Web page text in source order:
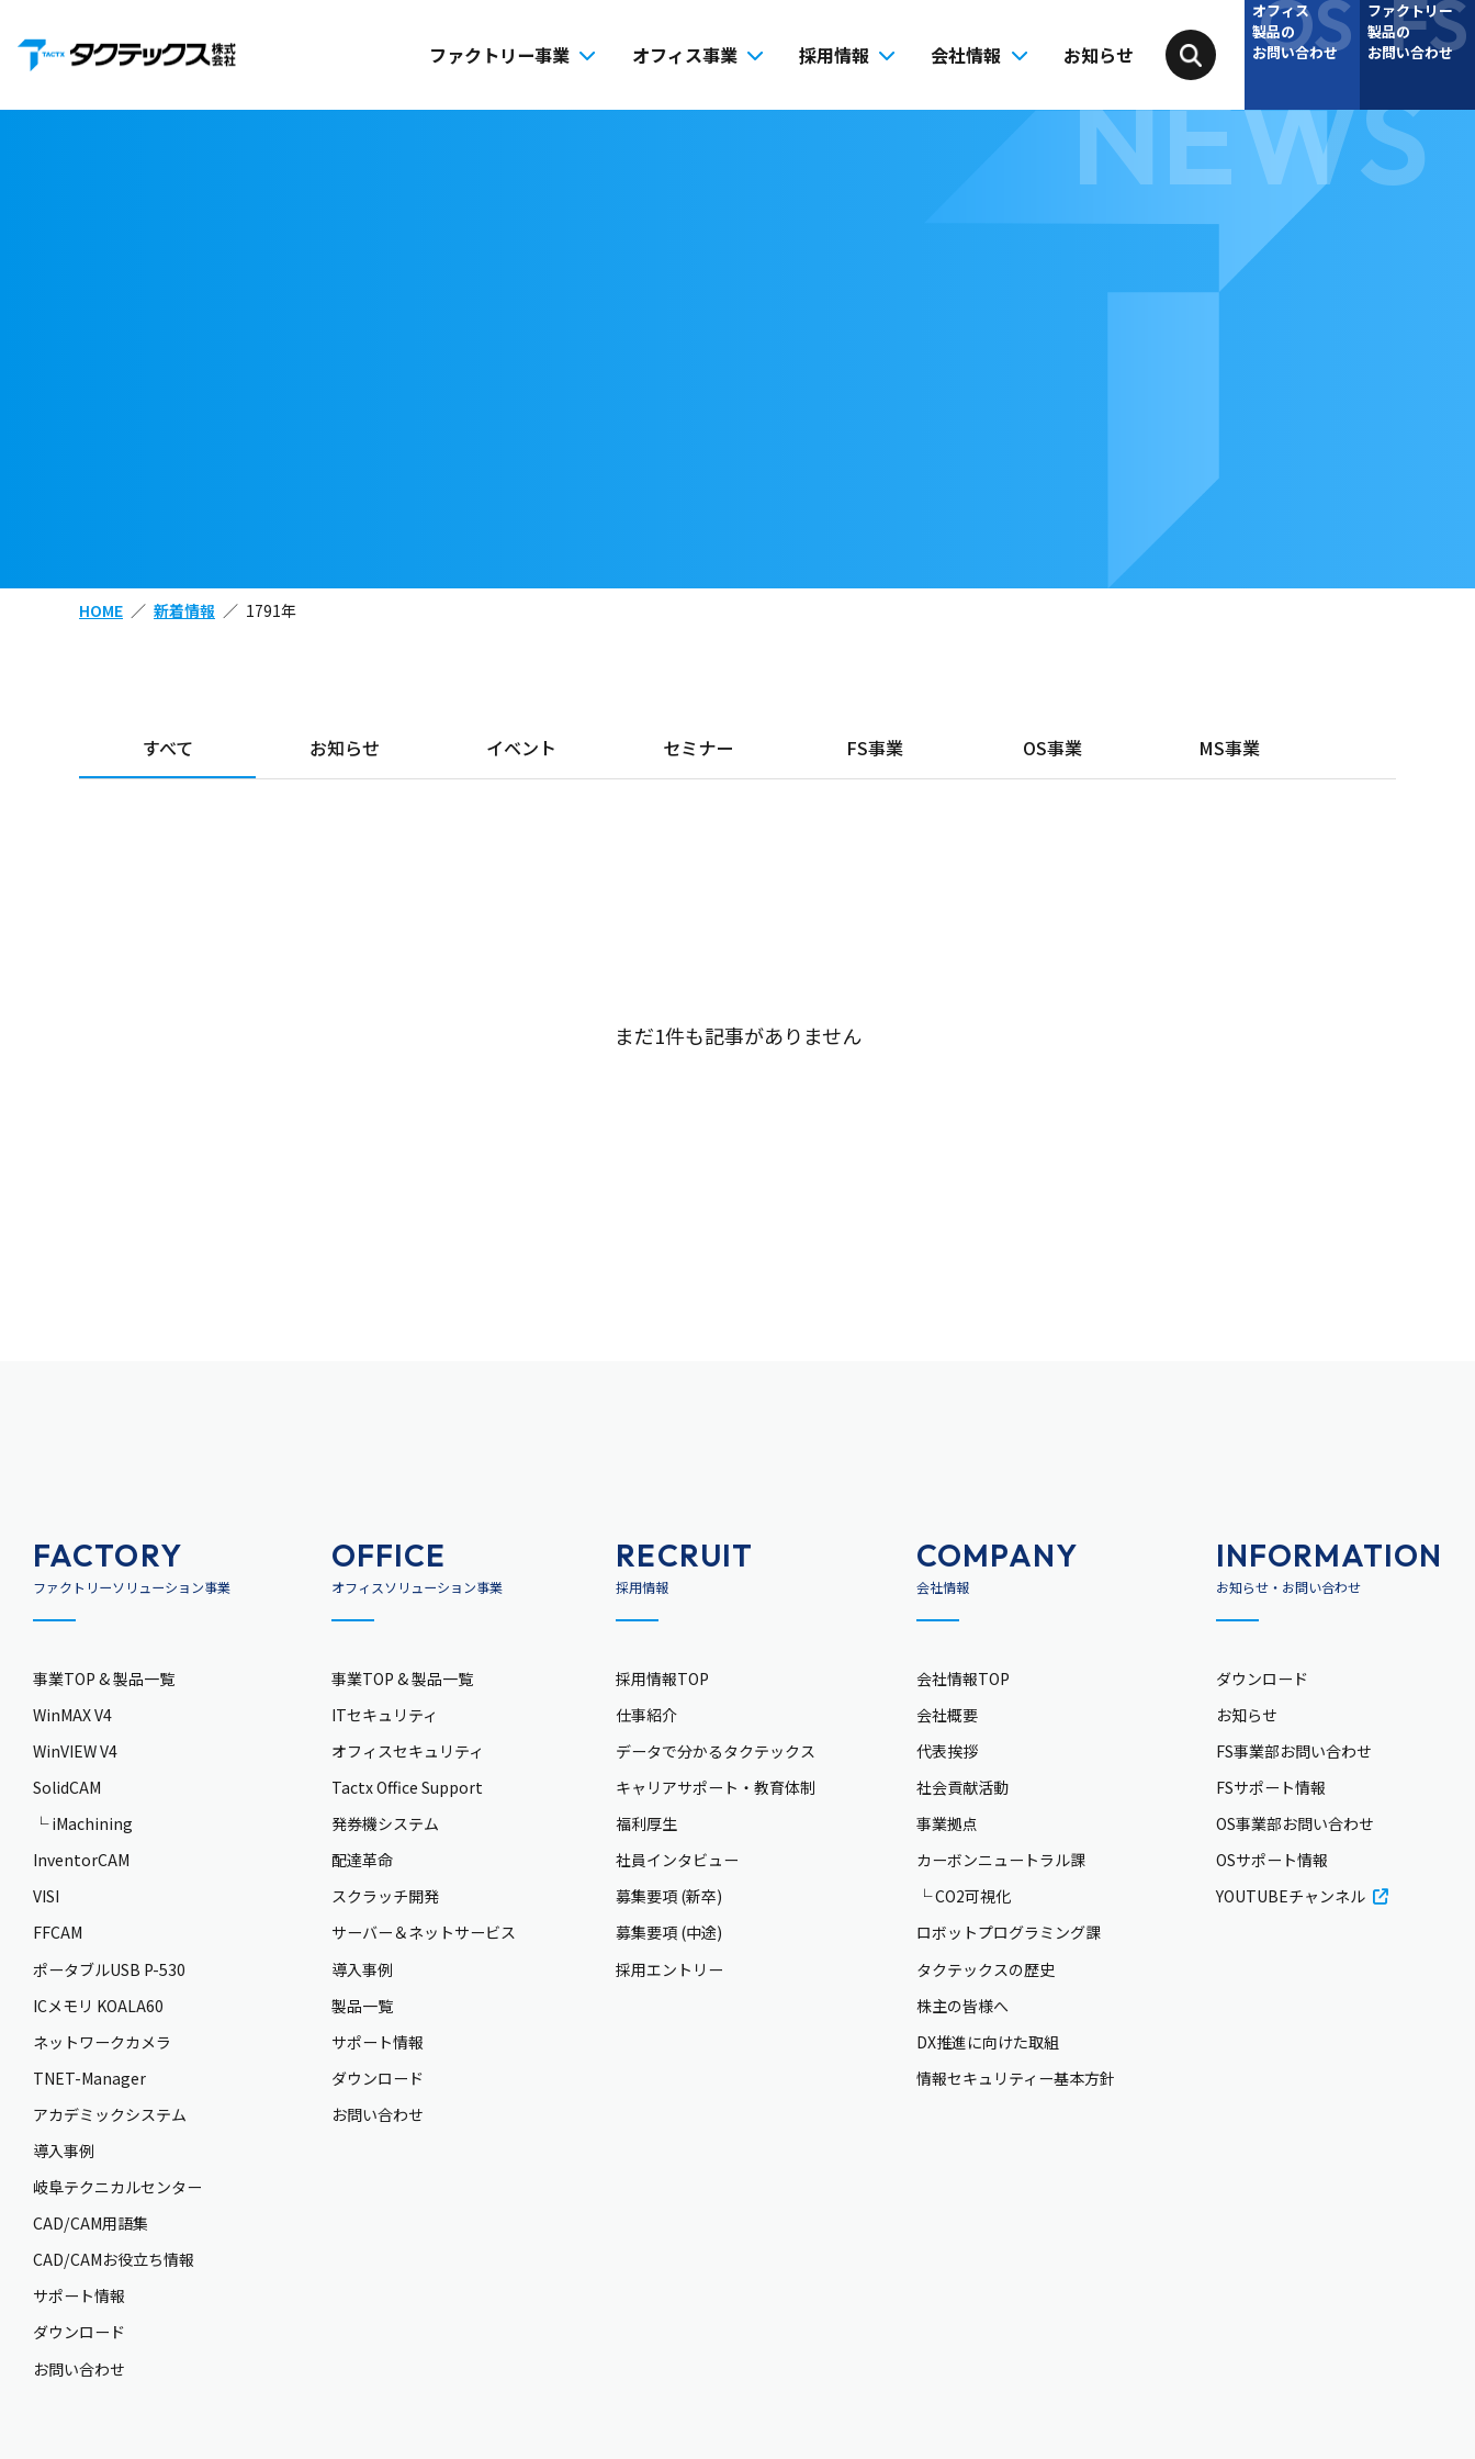
ファクトリー事業 オフィス事業 採用情報 会社情報 お知らせ
オフィス
製品の
お問い合わせ
ファクトリー
製品の
お問い合わせ
NEWS
HOME 新着情報 1791年
すべて お知らせ イベント セミナー FS事業 OS事業 MS事業
まだ1件も記事がありません
FACTORY
ファクトリーソリューション事業
事業TOP & 製品一覧
WinMAX V4
WinVIEW V4
SolidCAM
└ iMachining
InventorCAM
VISI
FFCAM
ポータブルUSB P-530
ICメモリ KOALA60
ネットワークカメラ
TNET-Manager
アカデミックシステム
導入事例
岐阜テクニカルセンター
CAD/CAM用語集
CAD/CAMお役立ち情報
サポート情報
ダウンロード
お問い合わせ
OFFICE
オフィスソリューション事業
事業TOP & 製品一覧
ITセキュリティ
オフィスセキュリティ
Tactx Office Support
発券機システム
配達革命
スクラッチ開発
サーバー＆ネットサービス
導入事例
製品一覧
サポート情報
ダウンロード
お問い合わせ
RECRUIT
採用情報
採用情報TOP
仕事紹介
データで分かるタクテックス
キャリアサポート・教育体制
福利厚生
社員インタビュー
募集要項 (新卒)
募集要項 (中途)
採用エントリー
COMPANY
会社情報
会社情報TOP
会社概要
代表挨拶
社会貢献活動
事業拠点
カーボンニュートラル課
└ CO2可視化
ロボットプログラミング課
タクテックスの歴史
株主の皆様へ
DX推進に向けた取組
情報セキュリティー基本方針
INFORMATION
お知らせ・お問い合わせ
ダウンロード
お知らせ
FS事業部お問い合わせ
FSサポート情報
OS事業部お問い合わせ
OSサポート情報
YOUTUBEチャンネル